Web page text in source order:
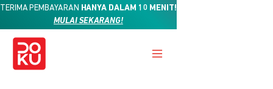
TERIMA PEMBAYARAN HANYA DALAM 10 MENIT!
MULAI SEKARANG!